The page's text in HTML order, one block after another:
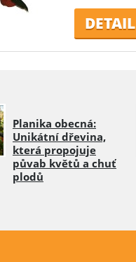
DETAIL
Planika obecná:
Unikátní dřevina,
která propojuje
půvab květů a chuť
plodů